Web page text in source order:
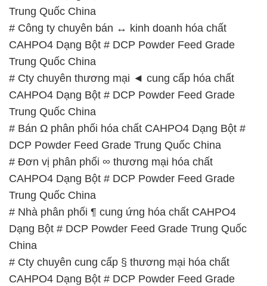
Trung Quốc China
# Công ty chuyên bán ↔ kinh doanh hóa chất
CAHPO4 Dạng Bột # DCP Powder Feed Grade
Trung Quốc China
# Cty chuyên thương mại ◄ cung cấp hóa chất
CAHPO4 Dạng Bột # DCP Powder Feed Grade
Trung Quốc China
# Bán Ω phân phối hóa chất CAHPO4 Dạng Bột #
DCP Powder Feed Grade Trung Quốc China
# Đơn vị phân phối ∞ thương mại hóa chất
CAHPO4 Dạng Bột # DCP Powder Feed Grade
Trung Quốc China
# Nhà phân phối ¶ cung ứng hóa chất CAHPO4
Dạng Bột # DCP Powder Feed Grade Trung Quốc
China
# Cty chuyên cung cấp § thương mại hóa chất
CAHPO4 Dạng Bột # DCP Powder Feed Grade